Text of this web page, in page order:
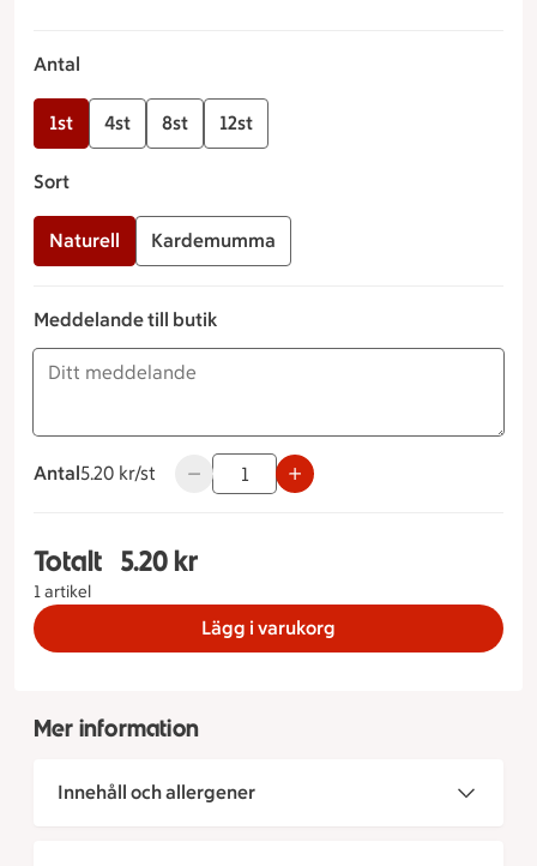
Antal
1st 4st 8st 12st
Sort
Naturell Kardemumma
Meddelande till butik
Antal
5.20 kronor styck
5.20 kr/st Använd knapparna för att minska eller
Totalt
1 artikel
Totalt 1 stycken Thekakor Antal 1st, Sort
5.20 kr
Lägg i varukorg
Mer information
Innehåll och allergener